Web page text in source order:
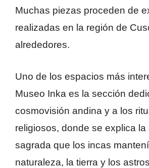
Muchas piezas proceden de
realizadas en la región de
alrededores.
Uno de los espacios más
Museo Inka es la sección
cosmovisión andina y a los
religiosos, donde se explica la
sagrada que los incas
naturaleza, la tierra y los